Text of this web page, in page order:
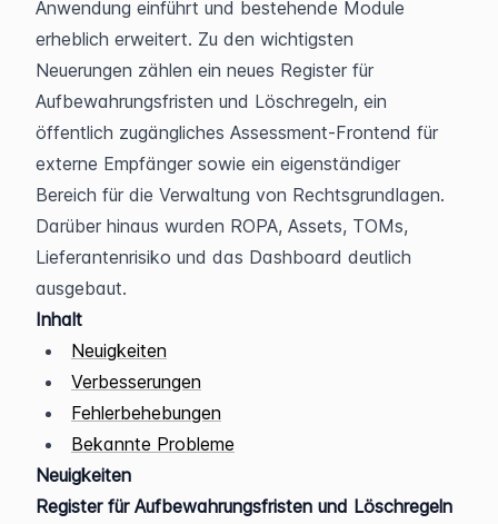
Anwendung einführt und bestehende Module
erheblich erweitert. Zu den wichtigsten
Neuerungen zählen ein neues Register für
Aufbewahrungsfristen und Löschregeln, ein
öffentlich zugängliches Assessment-Frontend für
externe Empfänger sowie ein eigenständiger
Bereich für die Verwaltung von Rechtsgrundlagen.
Darüber hinaus wurden ROPA, Assets, TOMs,
Lieferantenrisiko und das Dashboard deutlich
ausgebaut.
Inhalt
Neuigkeiten
Verbesserungen
Fehlerbehebungen
Bekannte Probleme
Neuigkeiten
Register für Aufbewahrungsfristen und Löschregeln